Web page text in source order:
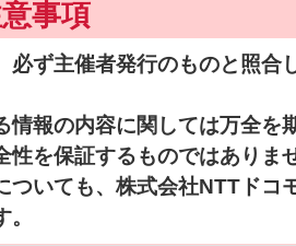
事項
ず主催者発行のものと照合
報の内容に関しては万全を
性を保証するものではありま
ついても、株式会社NTTドコ